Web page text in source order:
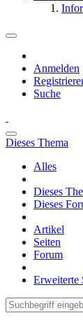
Anmelden
Suche
Dieses Thema
Alles
Dieses
Dieses
Artikel
Seiten
Forum
Erweiterte